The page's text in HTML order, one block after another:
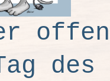
des